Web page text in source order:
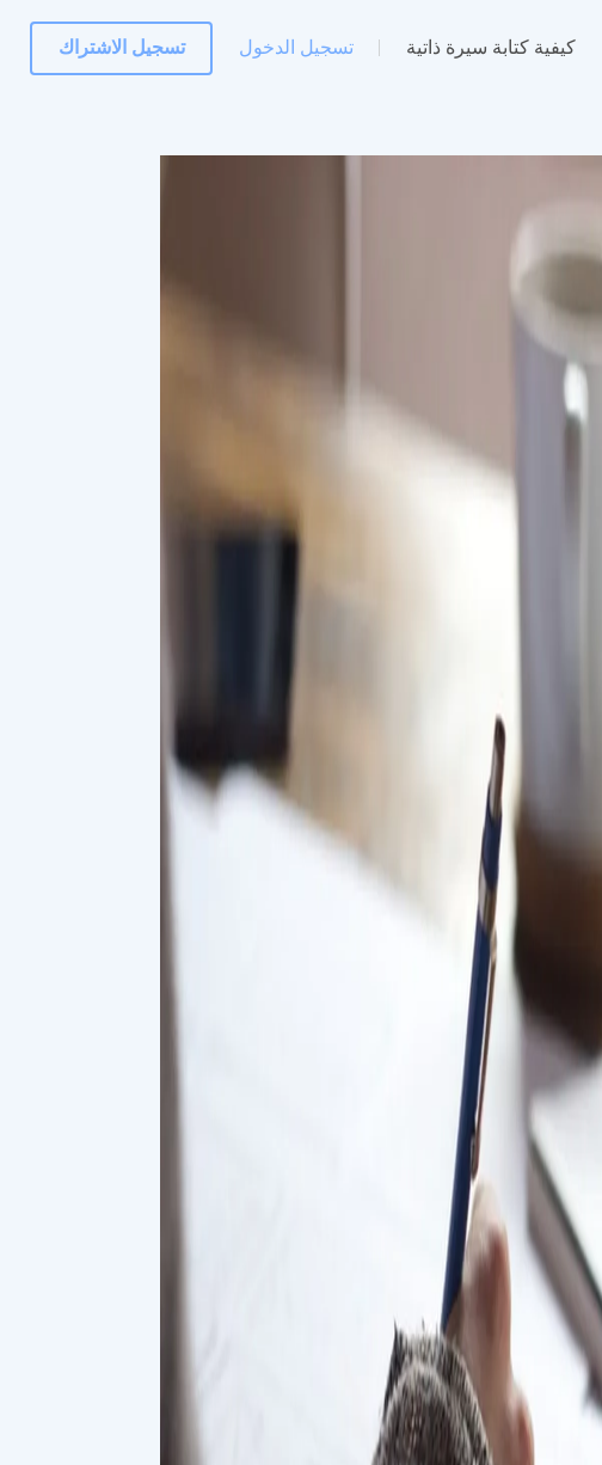
كيفية كتابة سيرة ذاتية تسجيل الدخول تسجيل الاشتراك